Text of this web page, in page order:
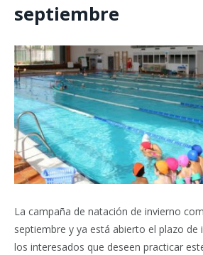
septiembre
La campaña de natación de invierno
septiembre y ya está abierto el plazo de
los interesados que deseen practicar